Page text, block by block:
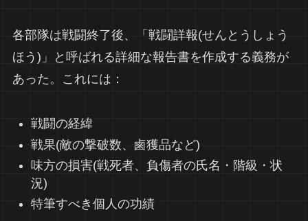
各部隊は戦闘終了後、「戦闘詳報(せんとうしょう
ほう)」と呼ばれる詳細な報告書を作成する義務が
あった。これには：
戦闘の経緯
戦果(敵の撃破数、鹵獲品など)
味方の損害(戦死者、負傷者の氏名・階級・状
況)
特筆すべき個人の功績